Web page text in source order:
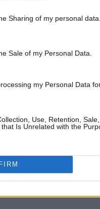
Sharing of my personal data.
Sale of my Personal Data.
my Personal Data
Use, Retention,
Is Unrelated with the